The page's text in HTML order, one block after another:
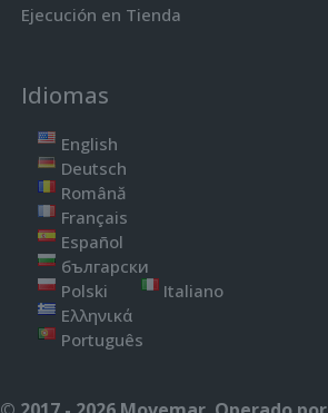
Ejecución en Tienda
Idiomas
English
Deutsch
Română
Français
Español
български
Polski
Italiano
Ελληνικά
Português